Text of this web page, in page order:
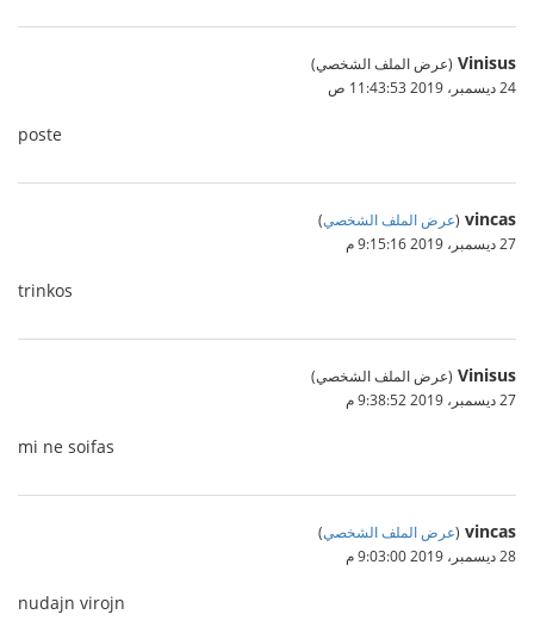
Vinisus (عرض الملف الشخصي)
24 ديسمبر، 2019 11:43:53 ص
poste
vincas
(عرض الملف الشخصي)
27 ديسمبر، 2019 9:15:16 م
trinkos
Vinisus (عرض الملف الشخصي)
27 ديسمبر، 2019 9:38:52 م
mi ne soifas
vincas
(عرض الملف الشخصي)
28 ديسمبر، 2019 9:03:00 م
nudajn virojn